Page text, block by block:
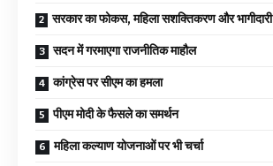
सरकार का फोकस, महिला सशक्तिकरण और भागीदारी
सदन में गरमाएगा राजनीतिक माहौल
कांग्रेस पर सीएम का हमला
पीएम मोदी के फैसले का समर्थन
महिला कल्याण योजनाओं पर भी चर्चा